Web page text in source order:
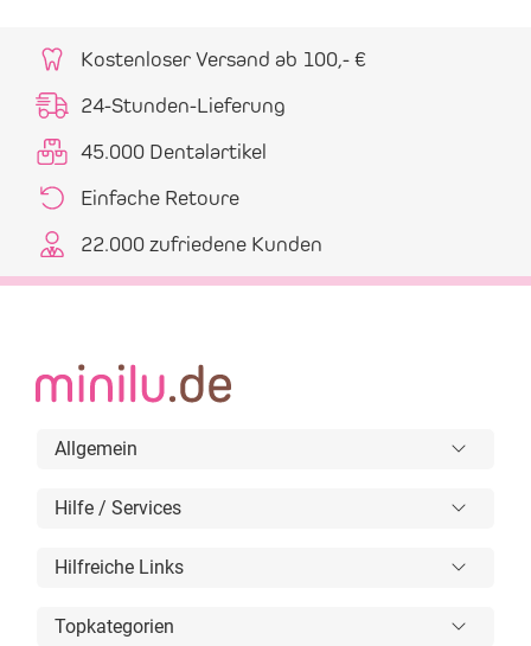
Kostenloser Versand ab 100,- €
24-Stunden-Lieferung
45.000 Dentalartikel
Einfache Retoure
22.000 zufriedene Kunden
Allgemein
Hilfe / Services
Hilfreiche Links
Topkategorien